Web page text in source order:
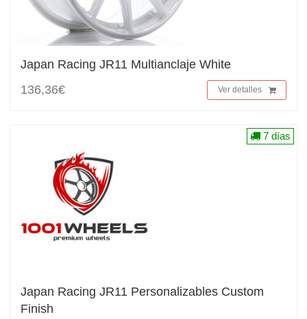
Japan Racing JR11 Multianclaje White
136,36€
Ver detalles
Japan Racing JR11 Personalizables Custom
Finish
7 días